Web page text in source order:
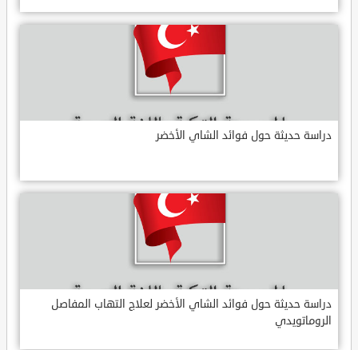
دراسة حديثة حول فوائد الشاي الأخضر
دراسة حديثة حول فوائد الشاي الأخضر لعلاج التهاب المفاصل
الروماتويدي